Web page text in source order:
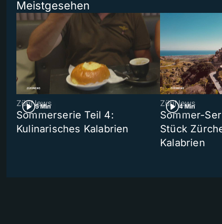
Meistgesehen
5 Min
ZüriNews
Sommerserie Teil 4:
Kulinarisches Kalabrien
4 Min
ZüriNews
Sommer-
Stück
Kalabrien